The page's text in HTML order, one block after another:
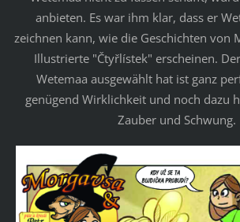
anbieten. Es war ihm klar, dass er
zeichnen kann, wie die Geschichten von
Illustrierte "Čtyřlístek" erscheinen.
Wetemaa ausgewählt hat ist ganz
genügend Wirklichkeit und noch dazu
Zauber und Schwung.